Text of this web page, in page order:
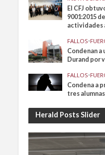
El CFJ
9001:2015
actividades
FALLOS•
Condenan a
Durand por
FALLOS•
Condena a
tres
Herald Posts Slider